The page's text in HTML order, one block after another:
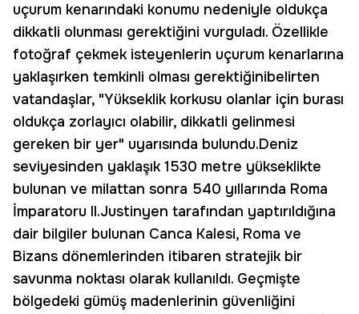
uçurum kenarındaki konumu nedeniyle oldukça
dikkatli olunması gerektiğini vurguladı. Özellikle
fotoğraf çekmek isteyenlerin uçurum kenarlarına
yaklaşırken temkinli olması gerektiğinibelirten
vatandaşlar, "Yükseklik korkusu olanlar için burası
oldukça zorlayıcı olabilir, dikkatli gelinmesi
gereken bir yer" uyarısında bulundu.Deniz
seviyesinden yaklaşık 1530 metre yükseklikte
bulunan ve milattan sonra 540 yıllarında Roma
İmparatoru II.Justinyen tarafından yaptırıldığına
dair bilgiler bulunan Canca Kalesi, Roma ve
Bizans dönemlerinden itibaren stratejik bir
savunma noktası olarak kullanıldı. Geçmişte
bölgedeki gümüş madenlerinin güvenliğini